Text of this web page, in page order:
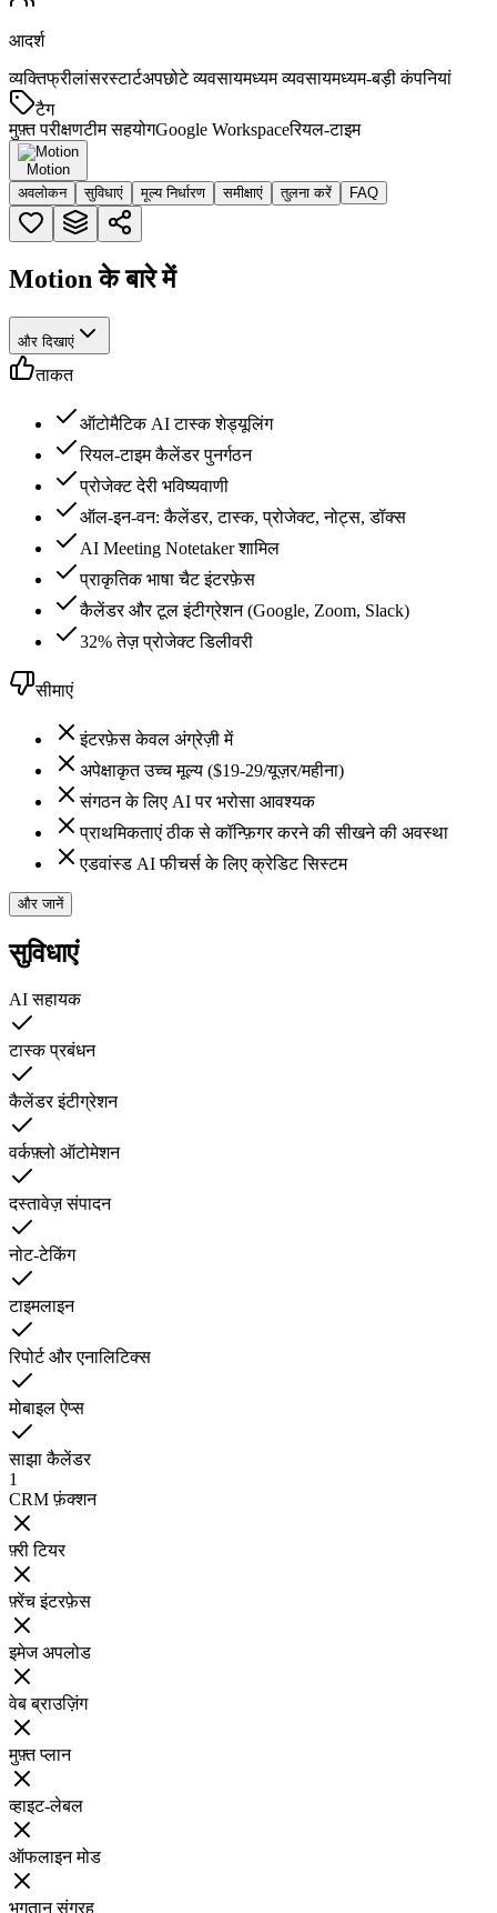
आदर्श
व्यक्तिफ्रीलांसरस्टार्टअपछोटे व्यवसायमध्यम व्यवसायमध्यम-बड़ी कंपनियां
टैग
मुफ़्त परीक्षणटीम सहयोगGoogle Workspaceरियल-टाइम
Motion
अवलोकन
सुविधाएं मूल्य निर्धारण समीक्षाएं तुलना करें FAQ
Motion के बारे में
और दिखाएं
ताकत
ऑटोमैटिक AI टास्क शेड्यूलिंग
रियल-टाइम कैलेंडर पुनर्गठन
प्रोजेक्ट देरी भविष्यवाणी
ऑल-इन-वन: कैलेंडर, टास्क, प्रोजेक्ट, नोट्स, डॉक्स
AI Meeting Notetaker शामिल
प्राकृतिक भाषा चैट इंटरफ़ेस
कैलेंडर और टूल इंटीग्रेशन (Google, Zoom, Slack)
32% तेज़ प्रोजेक्ट डिलीवरी
सीमाएं
इंटरफ़ेस केवल अंग्रेज़ी में
अपेक्षाकृत उच्च मूल्य ($19-29/यूज़र/महीना)
संगठन के लिए AI पर भरोसा आवश्यक
प्राथमिकताएं ठीक से कॉन्फ़िगर करने की सीखने की अवस्था
एडवांस्ड AI फीचर्स के लिए क्रेडिट सिस्टम
और जानें
सुविधाएं
AI सहायक
टास्क प्रबंधन
कैलेंडर इंटीग्रेशन
वर्कफ़्लो ऑटोमेशन
दस्तावेज़ संपादन
नोट-टेकिंग
टाइमलाइन
रिपोर्ट और एनालिटिक्स
मोबाइल ऐप्स
साझा कैलेंडर
1
CRM फ़ंक्शन
फ़्री टियर
फ़्रेंच इंटरफ़ेस
इमेज अपलोड
वेब ब्राउज़िंग
मुफ़्त प्लान
व्हाइट-लेबल
ऑफलाइन मोड
भुगतान संग्रह